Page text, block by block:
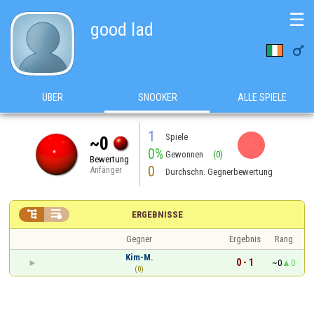
good lad

☰
ÜBER SNOOKER ALLE SPIELE
~0
Bewertung
Anfänger
1 Spiele
0% Gewonnen (0)
0 Durchschn. Gegnerbewertung
ERGEBNISSE
 
Gegner Ergebnis
Rang
Kim-M.
(0)
0 - 1 ~0 0